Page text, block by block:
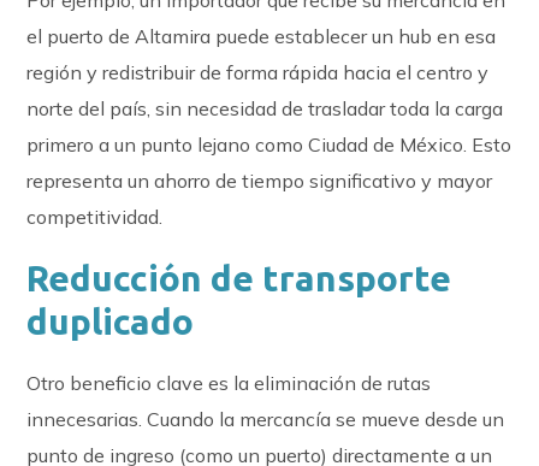
el puerto de Altamira puede establecer un hub en esa
región y redistribuir de forma rápida hacia el centro y
norte del país, sin necesidad de trasladar toda la carga
primero a un punto lejano como Ciudad de México. Esto
representa un ahorro de tiempo significativo y mayor
competitividad.
Reducción de transporte
duplicado
Otro beneficio clave es la eliminación de rutas
innecesarias. Cuando la mercancía se mueve desde un
punto de ingreso (como un puerto) directamente a un